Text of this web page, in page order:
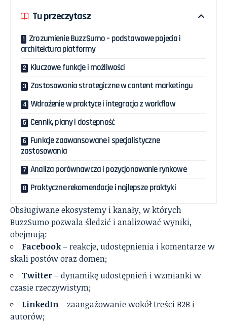
Tu przeczytasz
Zrozumienie BuzzSumo – podstawowe pojęcia i
architektura platformy
Kluczowe funkcje i możliwości
Zastosowania strategiczne w content marketingu
Wdrożenie w praktyce i integracja z workflow
Cennik, plany i dostępność
Funkcje zaawansowane i specjalistyczne
zastosowania
Analiza porównawcza i pozycjonowanie rynkowe
Praktyczne rekomendacje i najlepsze praktyki
Obsługiwane ekosystemy i kanały, w których
BuzzSumo pozwala śledzić i analizować wyniki,
obejmują:
Facebook– reakcje, udostępnienia i komentarze w
skali postów oraz domen;
Twitter– dynamikę udostępnień i wzmianki w
czasie rzeczywistym;
LinkedIn– zaangażowanie wokół treści B2B i
autorów;